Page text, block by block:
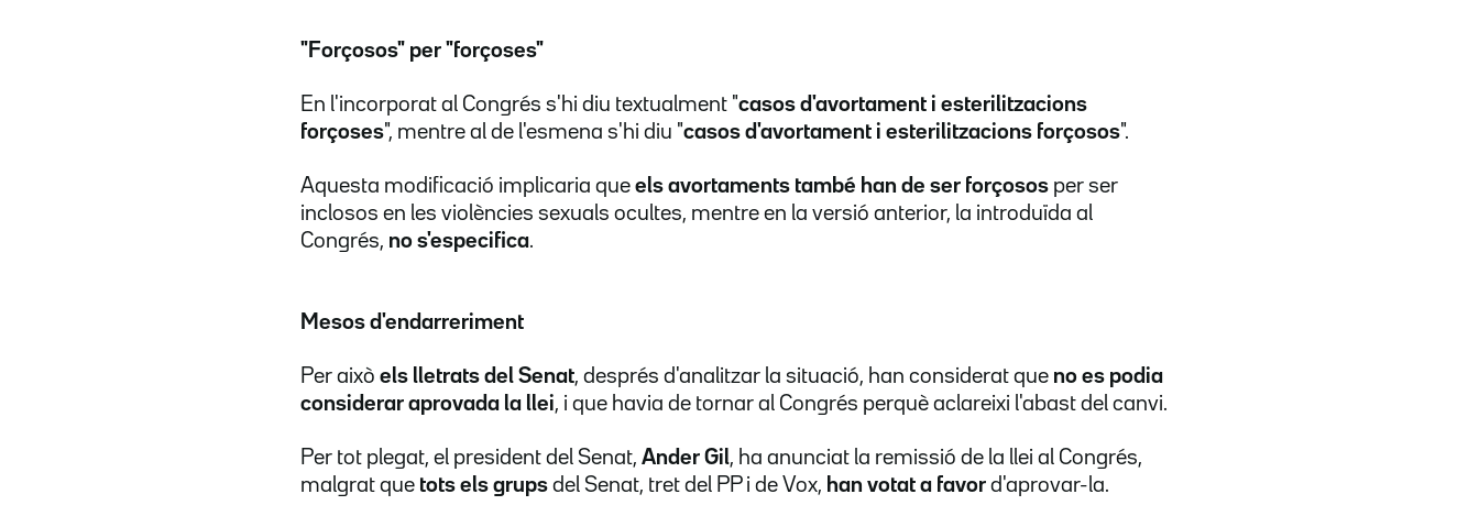
"Forçosos" per "forçoses"
En l'incorporat al Congrés s'hi diu textualment "casos d'avortament i esterilitzacions
forçoses", mentre al de l'esmena s'hi diu "casos d'avortament i esterilitzacions forçosos".
Aquesta modificació implicaria que els avortaments també han de ser forçosos per ser
inclosos en les violències sexuals ocultes, mentre en la versió anterior, la introduïda al
Congrés, no s'especifica.
Mesos d'endarreriment
Per això els lletrats del Senat, després d'analitzar la situació, han considerat que no es podia
considerar aprovada la llei, i que havia de tornar al Congrés perquè aclareixi l'abast del canvi.
Per tot plegat, el president del Senat, Ander Gil, ha anunciat la remissió de la llei al Congrés,
malgrat que tots els grups del Senat, tret del PP i de Vox, han votat a favor d'aprovar-la.